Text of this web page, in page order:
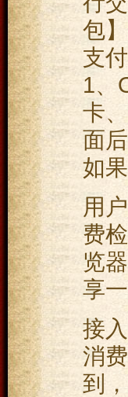
包
支
1、
卡
面
如
用
费
览
享
接
消
到